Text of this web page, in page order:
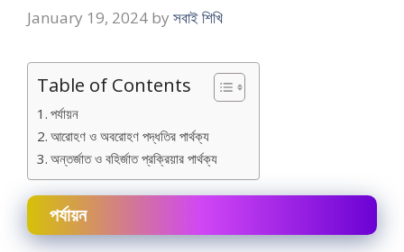
January 19, 2024 by সবাই শিখি
Table of Contents
পর্যায়ন
আরােহণ ও অবরােহণ পদ্ধতির পার্থক্য
অন্তর্জাত ও বহির্জাত প্রক্রিয়ার পার্থক্য
পর্যায়ন